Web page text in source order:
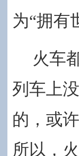
为“拥有
火车
列车上
的，或
所以，